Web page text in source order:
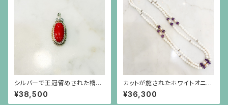
シルバーで王冠留めされた楕円
形の赤珊瑚、芥子パールのペン
ダント（チェーン別）
¥38,500
カットが施されたホワイトオニキ
ス、筋彫りのアメジスト、真珠と
ロンデルのロングネックレス
¥36,300